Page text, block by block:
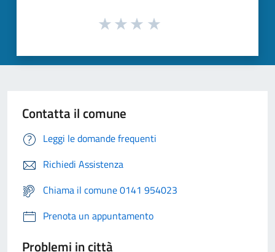
Contatta il comune
Leggi le domande frequenti
Richiedi Assistenza
Chiama il comune 0141 954023
Prenota un appuntamento
Problemi in città